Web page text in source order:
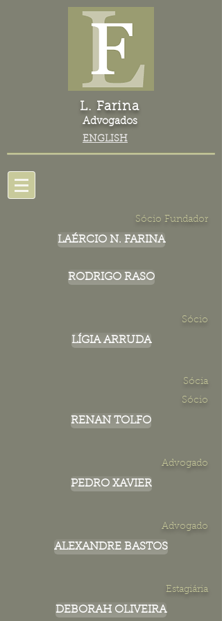
L. Farina
Advogados
ENGLISH
Sócio Fundador
LAÉRCIO N. FARINA
RODRIGO RASO
Sócio
LÍGIA ARRUDA
Sócia
Sócio
RENAN TOLFO
Advogado
PEDRO XAVIER
Advogado
ALEXANDRE BASTOS
Estagiária
DEBORAH OLIVEIRA